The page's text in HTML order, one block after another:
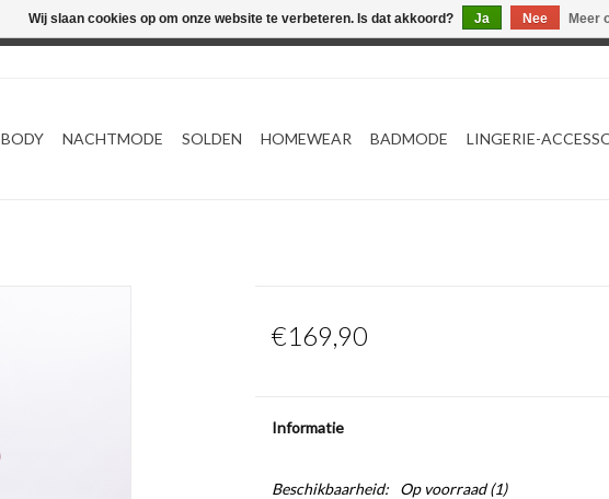
BODY NACHTMODE SOLDEN HOMEWEAR BADMODE LINGERIE-
€169,90
Informatie
Beschikbaarheid: Op voorraad(1)
Wij slaan cookies op om onze website te verbeteren. Is dat akkoord? Ja Nee Meer
Webshop werkt met EU maten. .